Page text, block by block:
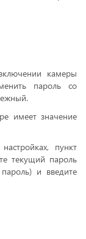
камеры
пароль со
имеет значение
пункт
текущий пароль
и введите